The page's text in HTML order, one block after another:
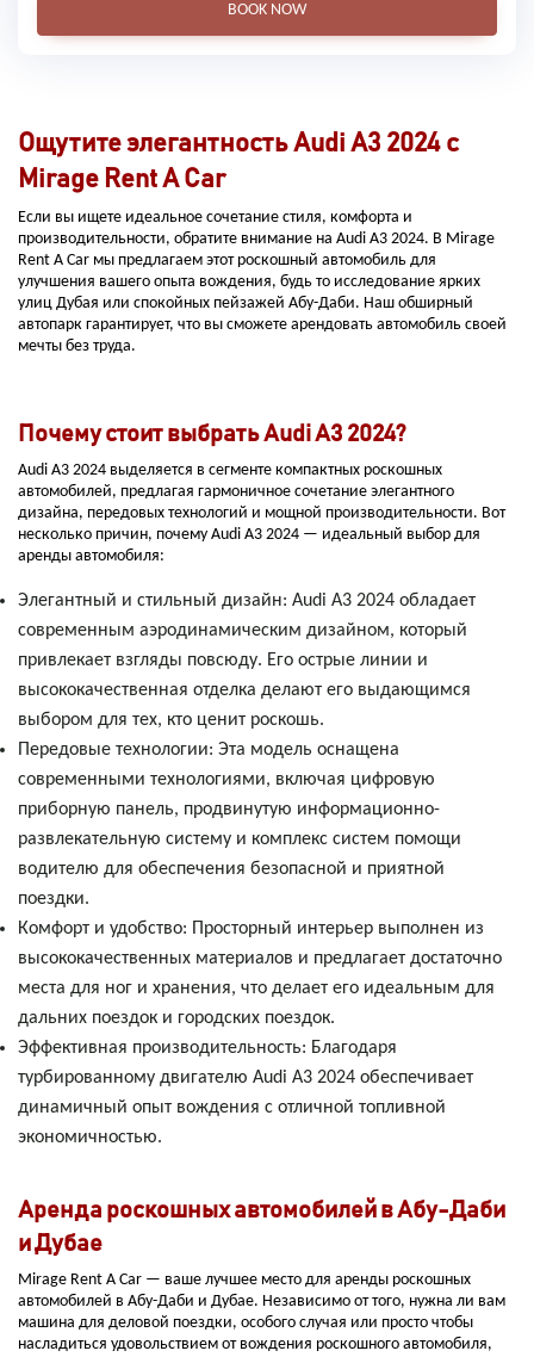
BOOK NOW
Ощутите элегантность Audi A3 2024 с
Mirage Rent A Car
Если вы ищете идеальное сочетание стиля, комфорта и
производительности, обратите внимание на Audi A3 2024. В Mirage
Rent A Car мы предлагаем этот роскошный автомобиль для
улучшения вашего опыта вождения, будь то исследование ярких
улиц Дубая или спокойных пейзажей Абу-Даби. Наш обширный
автопарк гарантирует, что вы сможете арендовать автомобиль своей
мечты без труда.
Почему стоит выбрать Audi A3 2024?
Audi A3 2024 выделяется в сегменте компактных роскошных
автомобилей, предлагая гармоничное сочетание элегантного
дизайна, передовых технологий и мощной производительности. Вот
несколько причин, почему Audi A3 2024 — идеальный выбор для
аренды автомобиля:
Элегантный и стильный дизайн: Audi A3 2024 обладает
современным аэродинамическим дизайном, который
привлекает взгляды повсюду. Его острые линии и
высококачественная отделка делают его выдающимся
выбором для тех, кто ценит роскошь.
Передовые технологии: Эта модель оснащена
современными технологиями, включая цифровую
приборную панель, продвинутую информационно-
развлекательную систему и комплекс систем помощи
водителю для обеспечения безопасной и приятной
поездки.
Комфорт и удобство: Просторный интерьер выполнен из
высококачественных материалов и предлагает достаточно
места для ног и хранения, что делает его идеальным для
дальних поездок и городских поездок.
Эффективная производительность: Благодаря
турбированному двигателю Audi A3 2024 обеспечивает
динамичный опыт вождения с отличной топливной
экономичностью.
Аренда роскошных автомобилей в Абу-Даби
и Дубае
Mirage Rent A Car — ваше лучшее место для аренды роскошных
автомобилей в Абу-Даби и Дубае. Независимо от того, нужна ли вам
машина для деловой поездки, особого случая или просто чтобы
насладиться удовольствием от вождения роскошного автомобиля,